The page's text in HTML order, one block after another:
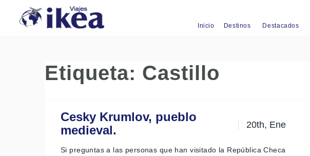
Inicio Destinos Destacados
Etiqueta: Castillo
Cesky Krumlov, pueblo
medieval.
20th, Ene
Si preguntas a las personas que han visitado la República Checa